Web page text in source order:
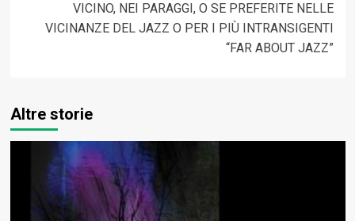
VICINO, NEI PARAGGI, O SE PREFERITE NELLE
VICINANZE DEL JAZZ O PER I PIÙ INTRANSIGENTI
“FAR ABOUT JAZZ”
Altre storie